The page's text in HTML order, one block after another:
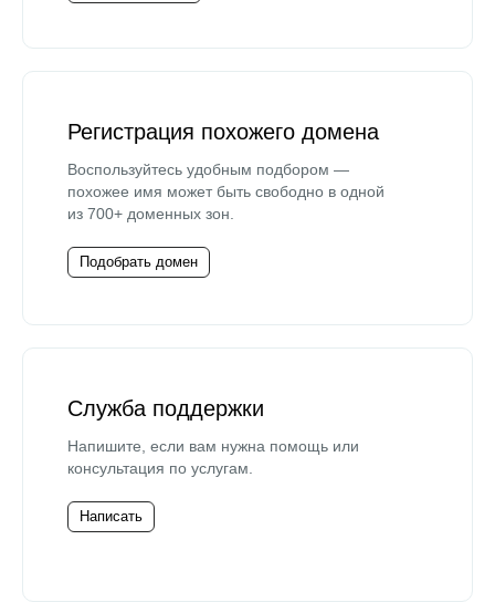
Регистрация похожего домена
Воспользуйтесь удобным подбором —
похожее имя может быть свободно в одной
из 700+ доменных зон.
Подобрать домен
Служба поддержки
Напишите, если вам нужна помощь или
консультация по услугам.
Написать